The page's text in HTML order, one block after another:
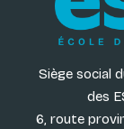
Siège social
des
6, route